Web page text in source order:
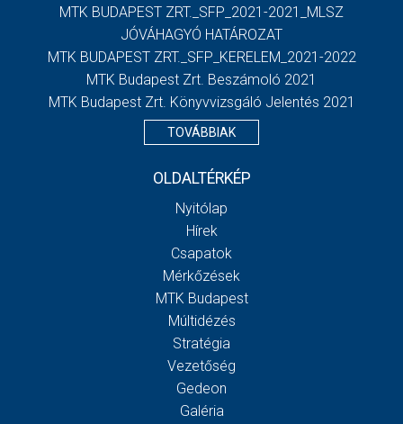
MTK BUDAPEST ZRT._SFP_2021-2021_MLSZ
JÓVÁHAGYÓ HATÁROZAT
MTK BUDAPEST ZRT._SFP_KERELEM_2021-2022
MTK Budapest Zrt. Beszámoló 2021
MTK Budapest Zrt. Könyvvizsgáló Jelentés 2021
TOVÁBBIAK
OLDALTÉRKÉP
Nyitólap
Hírek
Csapatok
Mérkőzések
MTK Budapest
Múltidézés
Stratégia
Vezetőség
Gedeon
Galéria